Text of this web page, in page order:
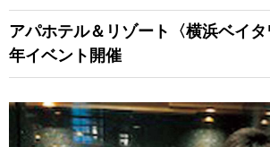
アパホテル＆リゾート〈横浜ベイタ
年イベント開催